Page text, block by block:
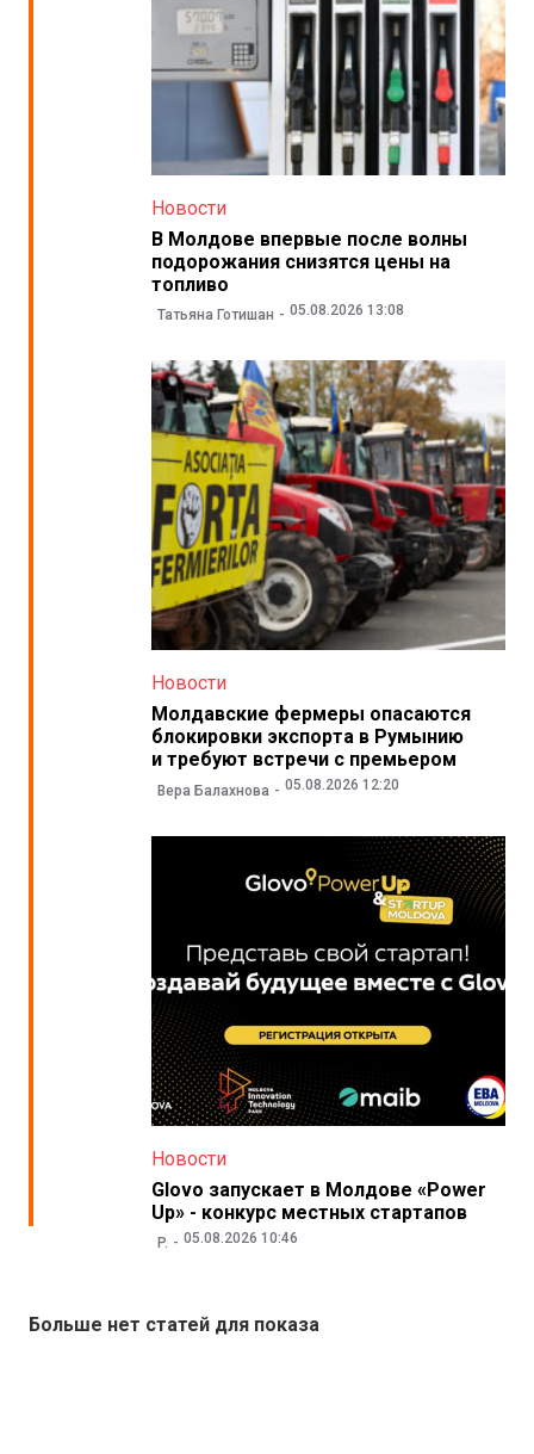
Новости
В Молдове впервые после волны
подорожания снизятся цены на
топливо
Татьяна Готишан 05.08.2026 13:08
Новости
Молдавские фермеры опасаются
блокировки экспорта в Румынию
и требуют встречи с премьером
Вера Балахнова 05.08.2026 12:20
Новости
Glovo запускает в Молдове «Power
Up» - конкурс местных стартапов
P. 05.08.2026 10:46
Больше нет статей для показа